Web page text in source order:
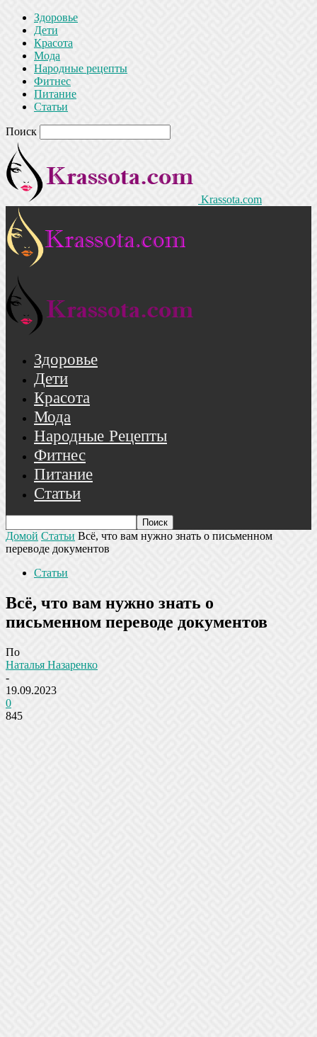
Здоровье
Дети
Красота
Мода
Народные рецепты
Фитнес
Питание
Статьи
Поиск
Krassota.com
Здоровье
Дети
Красота
Мода
Народные Рецепты
Фитнес
Питание
Статьи
Домой Статьи Всё, что вам нужно знать о письменном
переводе документов
Статьи
Всё, что вам нужно знать о
письменном переводе документов
По
Наталья Назаренко
-
19.09.2023
0
845